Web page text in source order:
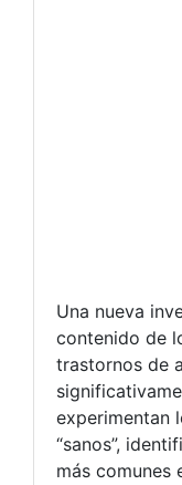
Una nueva
contenido de
trastornos de
experimentan
“sanos”,
más comunes